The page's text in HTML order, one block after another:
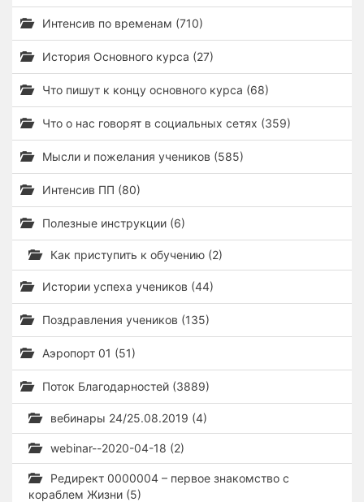
Интенсив по временам (710)
История Основного курса (27)
Что пишут к концу основного курса (68)
Что о нас говорят в социальных сетях (359)
Мысли и пожелания учеников (585)
Интенсив ПП (80)
Полезные инструкции (6)
Как приступить к обучению (2)
Истории успеха учеников (44)
Поздравления учеников (135)
Аэропорт 01 (51)
Поток Благодарностей (3889)
вебинары 24/25.08.2019 (4)
webinar--2020-04-18 (2)
Редирект 0000004 – первое знакомство с
кораблем Жизни (5)